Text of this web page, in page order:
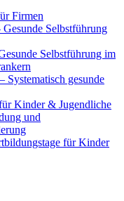
Firmen
Selbstführung
Selbstführung im
Systematisch gesunde
Kinder & Jugendliche
und
für Kinder